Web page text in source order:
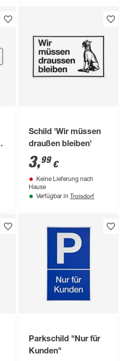
Schild 'Wir müssen
draußen bleiben'
3,99 €
Keine Lieferung nach
Hause
Verfügbar in Troisdorf
Parkschild "Nur für
Kunden"